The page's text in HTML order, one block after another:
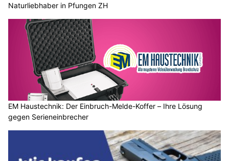
Naturliebhaber in Pfungen ZH
EM Haustechnik: Der Einbruch-Melde-Koffer – Ihre Lösung
gegen Serieneinbrecher